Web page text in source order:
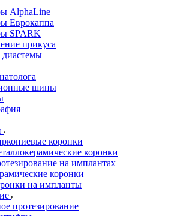
AlphaLine
Еврокаппа
SPARK
прикуса
шины
коронки
коронки
на имплантах
коронки
на импланты
протезирование